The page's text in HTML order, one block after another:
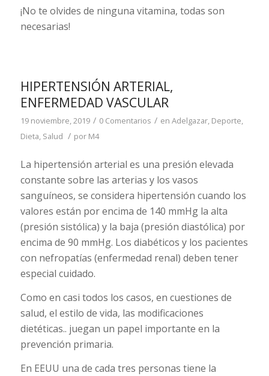
¡No te olvides de ninguna vitamina, todas son
necesarias!
HIPERTENSIÓN ARTERIAL,
ENFERMEDAD VASCULAR
19 noviembre, 2019 / 0 Comentarios / en Adelgazar, Deporte,
Dieta, Salud / por M4
La hipertensión arterial es una presión elevada
constante sobre las arterias y los vasos
sanguíneos, se considera hipertensión cuando los
valores están por encima de 140 mmHg la alta
(presión sistólica) y la baja (presión diastólica) por
encima de 90 mmHg. Los diabéticos y los pacientes
con nefropatías (enfermedad renal) deben tener
especial cuidado.
Como en casi todos los casos, en cuestiones de
salud, el estilo de vida, las modificaciones
dietéticas.. juegan un papel importante en la
prevención primaria.
En EEUU una de cada tres personas tiene la